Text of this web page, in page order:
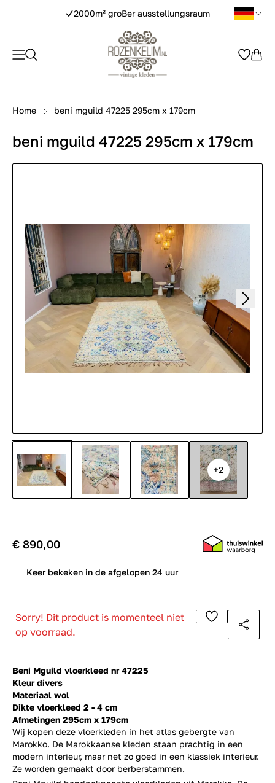
2000m² groBer ausstellungsraum
Home beni mguild 47225 295cm x 179cm
+2
beni mguild 47225 295cm x 179cm
Beni Mguild vloerkleed nr 47225
Kleur divers
Materiaal wol
Dikte vloerkleed 2 - 4 cm
Afmetingen 295cm x 179cm
Wij kopen deze vloerkleden in het atlas gebergte van
Marokko. De Marokkaanse kleden staan prachtig in een
modern interieur, maar net zo goed in een klassiek interieur.
Ze worden gemaakt door berberstammen.
€ 890,00
Keer bekeken in de afgelopen 24 uur
Sorry! Dit product is momenteel niet
op voorraad.